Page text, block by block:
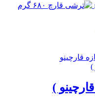
قارچینو